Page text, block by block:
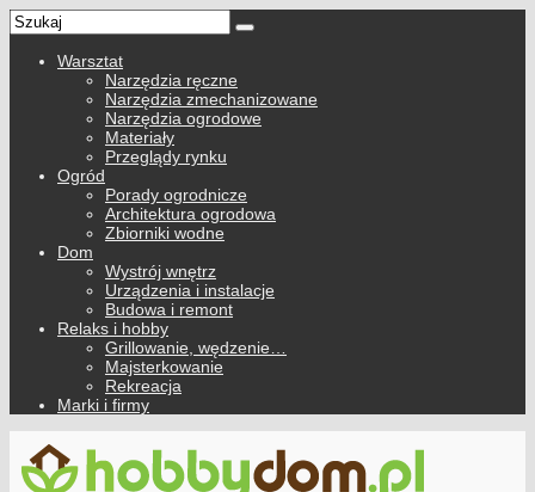
Warsztat
Narzędzia ręczne
Narzędzia zmechanizowane
Narzędzia ogrodowe
Materiały
Przeglądy rynku
Ogród
Porady ogrodnicze
Architektura ogrodowa
Zbiorniki wodne
Dom
Wystrój wnętrz
Urządzenia i instalacje
Budowa i remont
Relaks i hobby
Grillowanie, wędzenie…
Majsterkowanie
Rekreacja
Marki i firmy